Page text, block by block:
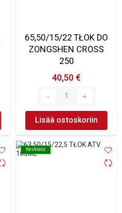
65,50/15/22 TŁOK DO
ZONGSHEN CROSS
250
40,50 €
Lisää ostoskoriin
Kesklaos
Kesklaos